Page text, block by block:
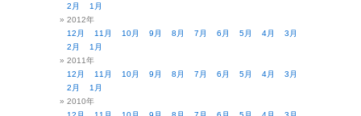
2月
1月
2012年
12月
11月 10月 9月 8月 7月 6月 5月 4月
3月
2月
1月
2011年
12月
11月 10月 9月 8月 7月 6月 5月 4月
3月
2月
1月
2010年